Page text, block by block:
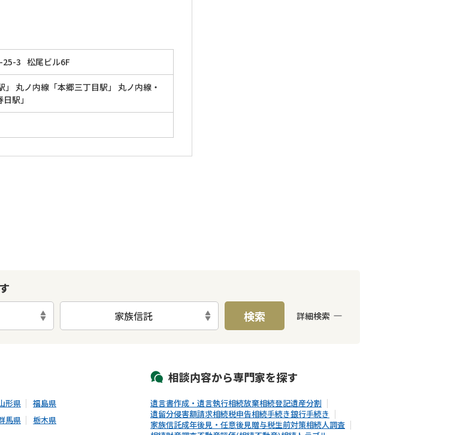
25-3 松尾ビル6F
丸ノ内線「本郷三丁目駅」 丸ノ内線・
駅」
家族信託 検索 詳細検索
形県
福島県
馬県
栃木県
相談内容から専門家を探す
遺言書作成・遺言執行相続放棄相続登記遺産分割
遺留分侵害額請求相続税申告相続手続き銀行手続き
家族信託成年後見・任意後見贈与税生前対策相続人調査